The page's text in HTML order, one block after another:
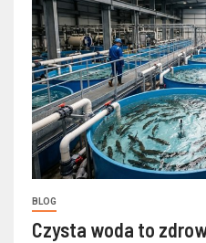
BLOG
Czysta woda to